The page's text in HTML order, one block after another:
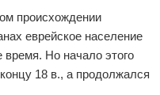
происхождении
еврейское население
Но начало этого
18 в., а продолжался